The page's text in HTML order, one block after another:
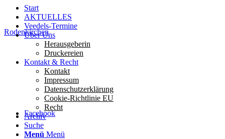
Facebook
Start
AKTUELLES
Veedels-Termine
Über Uns
Herausgeberin
Druckereien
Kontakt & Recht
Kontakt
Impressum
Datenschutzerklärung
Cookie-Richtlinie EU
Recht
Archiv
Suche
Menü Menü